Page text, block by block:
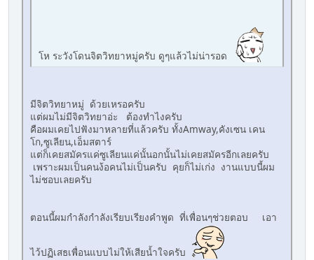
โห ระวังโดนจิตวิทยาหมู่ครับ ดูๆแล้วไม่น่ารอด
มีจิตวิทยาหมู่ ด้วยเหรอครับ
แต่ผมไม่มีจิตวิทยาอ่ะ ต้องทำไงครับ
คือผมเคยไปฟังมาหลายที่แล้วครับ ทั้งAmway,คังเซน เคน
โก,ซูเลียน,เอ็มสตาร์
แต่ก็เคยสมัครแค่ซูเลียนแค่นั้นอกนั้นไม่เคยสมัครอีกเลยครับ
เพราะผมเป็นคนง้อคนไม่เป็นครับ คุยก็ไม่เก่ง งานแบบนี้ผม
ไม่ชอบเลยครับ
ตอนนี้ผมกำลังกำลังเรียบเรียงคำพูด ที่เพื่อนๆช่วยตอบ เอา
ไว้ปฏิเสธเพื่อนแบบไม่ให้เสียน้ำใจครับ